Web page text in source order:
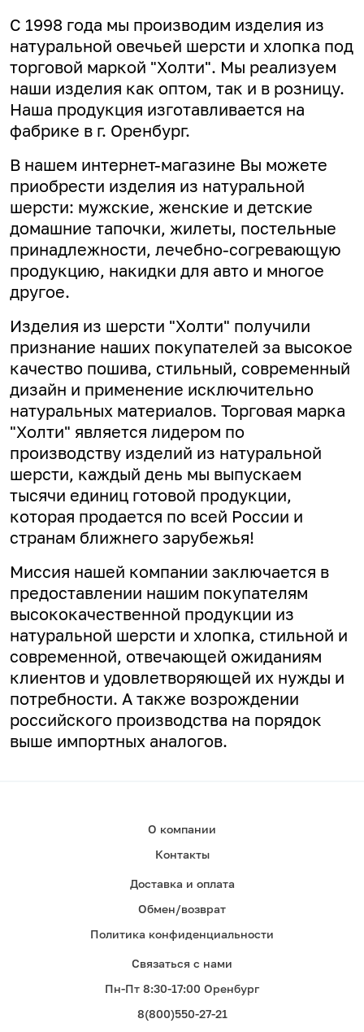
С 1998 года мы производим изделия из
натуральной овечьей шерсти и хлопка под
торговой маркой "Холти". Мы реализуем
наши изделия как оптом, так и в розницу.
Наша продукция изготавливается на
фабрике в г. Оренбург.
В нашем интернет-магазине Вы можете
приобрести изделия из натуральной
шерсти: мужские, женские и детские
домашние тапочки, жилеты, постельные
принадлежности, лечебно-согревающую
продукцию, накидки для авто и многое
другое.
Изделия из шерсти "Холти" получили
признание наших покупателей за высокое
качество пошива, стильный, современный
дизайн и применение исключительно
натуральных материалов. Торговая марка
"Холти" является лидером по
производству изделий из натуральной
шерсти, каждый день мы выпускаем
тысячи единиц готовой продукции,
которая продается по всей России и
странам ближнего зарубежья!
Миссия нашей компании заключается в
предоставлении нашим покупателям
высококачественной продукции из
натуральной шерсти и хлопка, стильной и
современной, отвечающей ожиданиям
клиентов и удовлетворяющей их нужды и
потребности. А также возрождении
российского производства на порядок
выше импортных аналогов.
О компании
Контакты
Доставка и оплата
Обмен/возврат
Политика конфиденциальности
Связаться с нами
Пн-Пт 8:30-17:00 Оренбург
8(800)550-27-21